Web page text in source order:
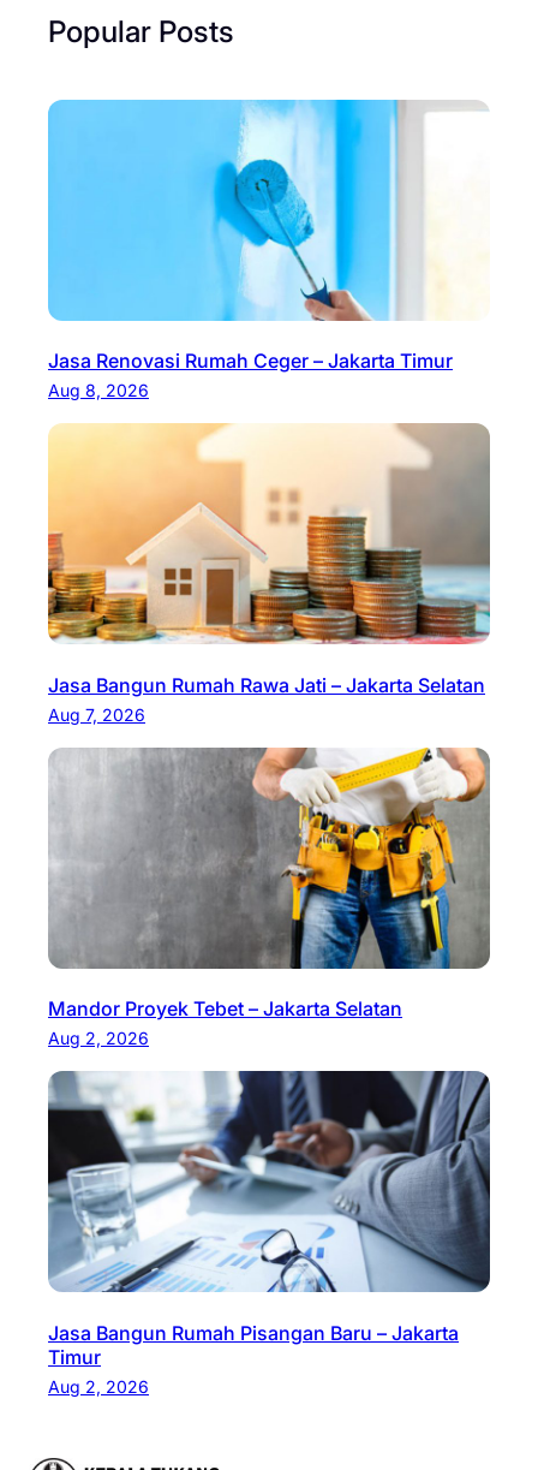
Popular Posts
Jasa Renovasi Rumah Ceger – Jakarta Timur
Aug 8, 2026
Jasa Bangun Rumah Rawa Jati – Jakarta Selatan
Aug 7, 2026
Mandor Proyek Tebet – Jakarta Selatan
Aug 2, 2026
Jasa Bangun Rumah Pisangan Baru – Jakarta
Timur
Aug 2, 2026